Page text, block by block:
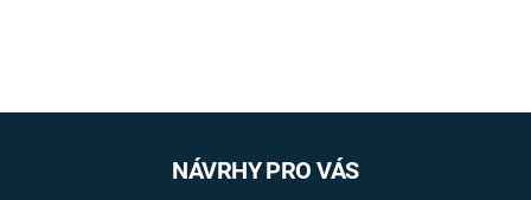
NÁVRHY PRO VÁS